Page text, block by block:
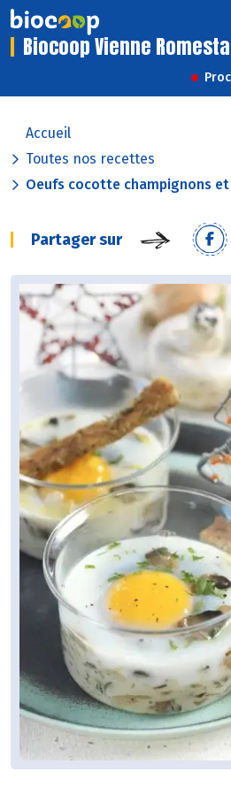
Biocoop Vienne
Accueil
Toutes nos recettes
Oeufs cocotte champignons
Partager sur